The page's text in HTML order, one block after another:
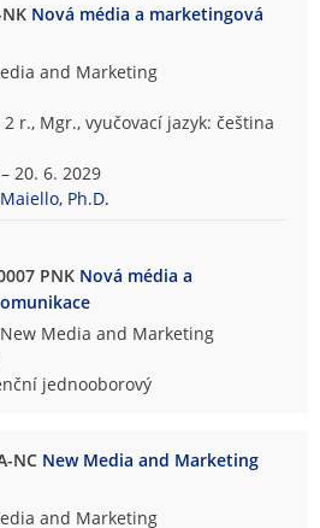
Nová média a marketingová
and Marketing
r., Mgr., vyučovací jazyk: čeština
20. 6. 2029
Ph.D.
PNK Nová média a
Media and Marketing
jednooborový
NC New Media and Marketing
and Marketing